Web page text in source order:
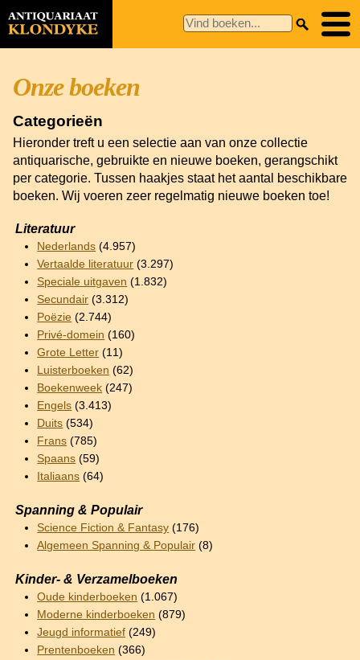
Onze boeken
Categorieën
Hieronder treft u een selectie aan van onze collectie
antiquarische, gebruikte en nieuwe boeken, gerangschikt
per categorie. Tussen haakjes staat het aantal beschikbare
boeken. Wij voeren zeer regelmatig nieuwe boeken toe!
Literatuur
Nederlands (4.957)
Vertaalde literatuur (3.297)
Speciale uitgaven (1.832)
Secundair (3.312)
Poëzie (2.744)
Privé-domein (160)
Grote Letter (11)
Luisterboeken (62)
Boekenweek (247)
Engels (3.413)
Duits (534)
Frans (785)
Spaans (59)
Italiaans (64)
Spanning & Populair
Science Fiction & Fantasy (176)
Algemeen Spanning & Populair (8)
Kinder- & Verzamelboeken
Oude kinderboeken (1.067)
Moderne kinderboeken (879)
Jeugd informatief (249)
Prentenboeken (366)